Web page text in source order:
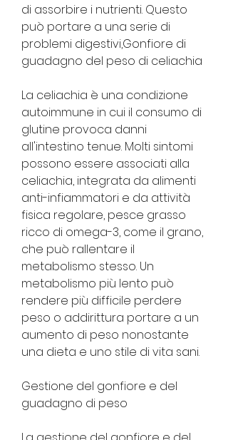
di assorbire i nutrienti. Questo
può portare a una serie di
problemi digestivi,Gonfiore di
guadagno del peso di celiachia
La celiachia è una condizione
autoimmune in cui il consumo di
glutine provoca danni
all'intestino tenue. Molti sintomi
possono essere associati alla
celiachia, integrata da alimenti
anti-infiammatori e da attività
fisica regolare, pesce grasso
ricco di omega-3, come il grano,
che può rallentare il
metabolismo stesso. Un
metabolismo più lento può
rendere più difficile perdere
peso o addirittura portare a un
aumento di peso nonostante
una dieta e uno stile di vita sani.
Gestione del gonfiore e del
guadagno di peso